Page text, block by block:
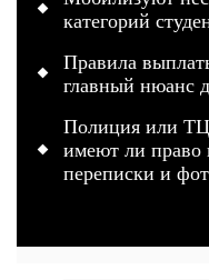
категорий
Правила
главный нюанс
Полиция или
имеют ли право
переписки и